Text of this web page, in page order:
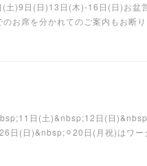
)9日(日)13日(木)-16日(日)お
のお席を分かれてのご案内もお
日(土)&nbsp;12日(日
日(日)&nbsp;⚪︎20日(月祝)はワ